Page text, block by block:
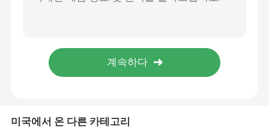
코너는 프로필을 이끌었습니다
미국에서 온 다른 카테고리